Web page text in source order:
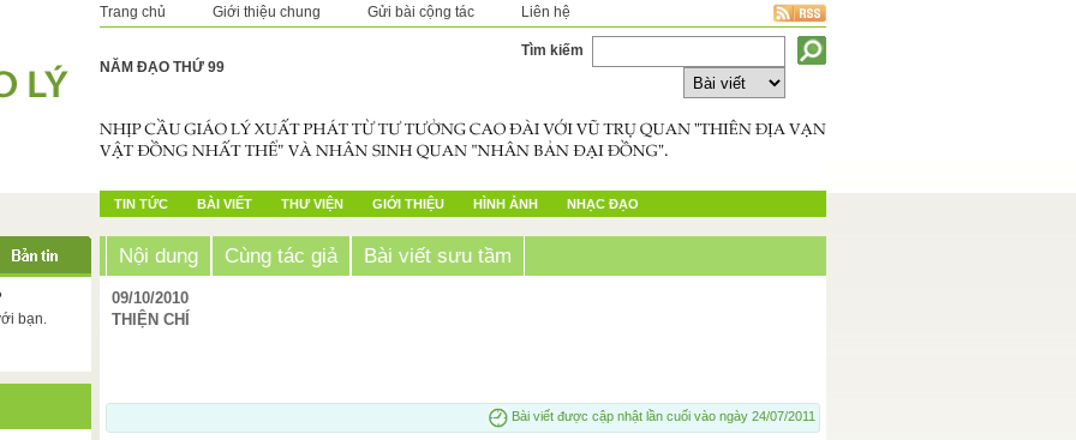
Trang chủ Giới thiệu chung Gửi bài cộng tác Liên hệ
NĂM ĐẠO THỨ 99
Tìm kiếm
TIN TỨC BÀI VIẾT THƯ VIỆN GIỚI THIỆU HÌNH ẢNH NHẠC ĐẠO
bạn.
Nội dung Cùng tác giả Bài viết sưu tầm
09/10/2010
THIỆN CHÍ
Bài viết được cập nhật lần cuối vào ngày 24/07/2011